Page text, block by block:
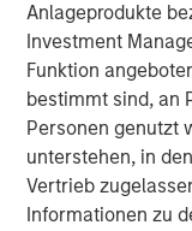
Anlageprodukte
Investment
Funktion
bestimmt sind, an
Personen genutzt
unterstehen, in
Vertrieb
Informationen zu
Morgan
introduces
MEDIENAUFTRITT
Global Head
Solutions and